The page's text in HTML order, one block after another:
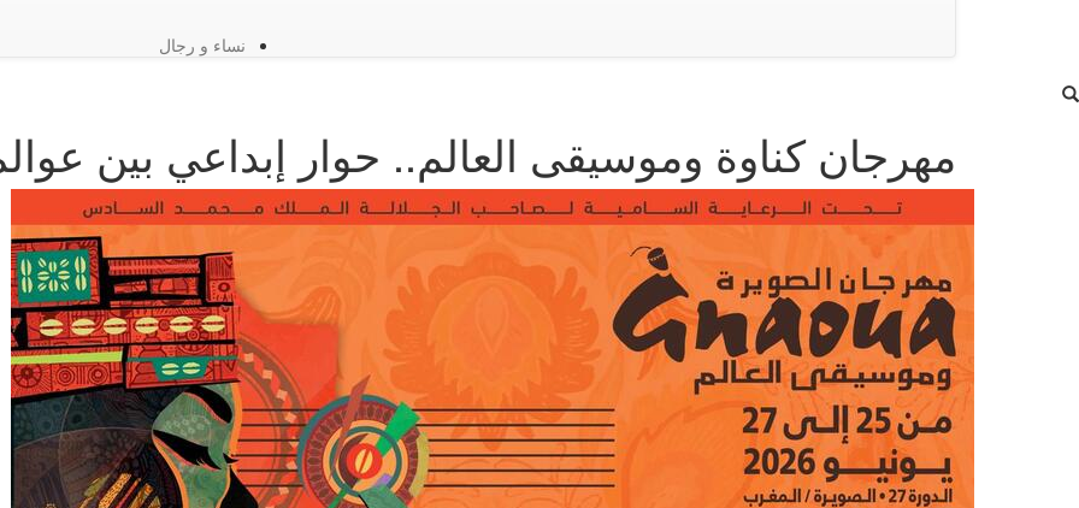
نساء و رجال
مهرجان كناوة وموسيقى العالم.. حوار إبداعي بين